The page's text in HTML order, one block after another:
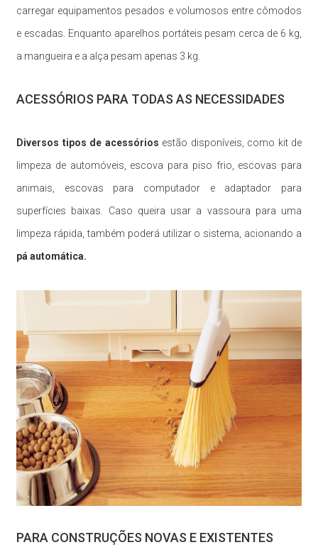
carregar equipamentos pesados e volumosos entre cômodos
e escadas. Enquanto aparelhos portáteis pesam cerca de 6 kg,
a mangueira e a alça pesam apenas 3 kg.
ACESSÓRIOS PARA TODAS AS NECESSIDADES
Diversos tipos de acessórios estão disponíveis, como kit de
limpeza de automóveis, escova para piso frio, escovas para
animais, escovas para computador e adaptador para
superfícies baixas. Caso queira usar a vassoura para uma
limpeza rápida, também poderá utilizar o sistema, acionando a
pá automática.
PARA CONSTRUÇÕES NOVAS E EXISTENTES